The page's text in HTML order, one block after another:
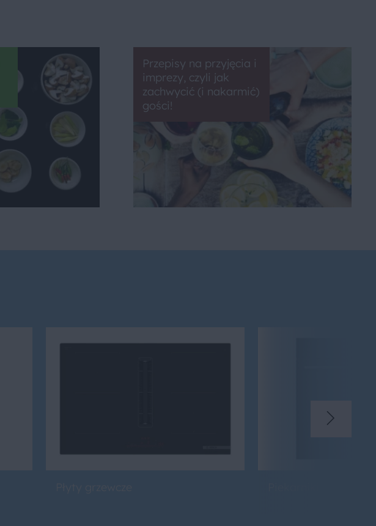
Przepisy na przyjęcia i
imprezy, czyli jak
zachwycić (i nakarmić)
gości!